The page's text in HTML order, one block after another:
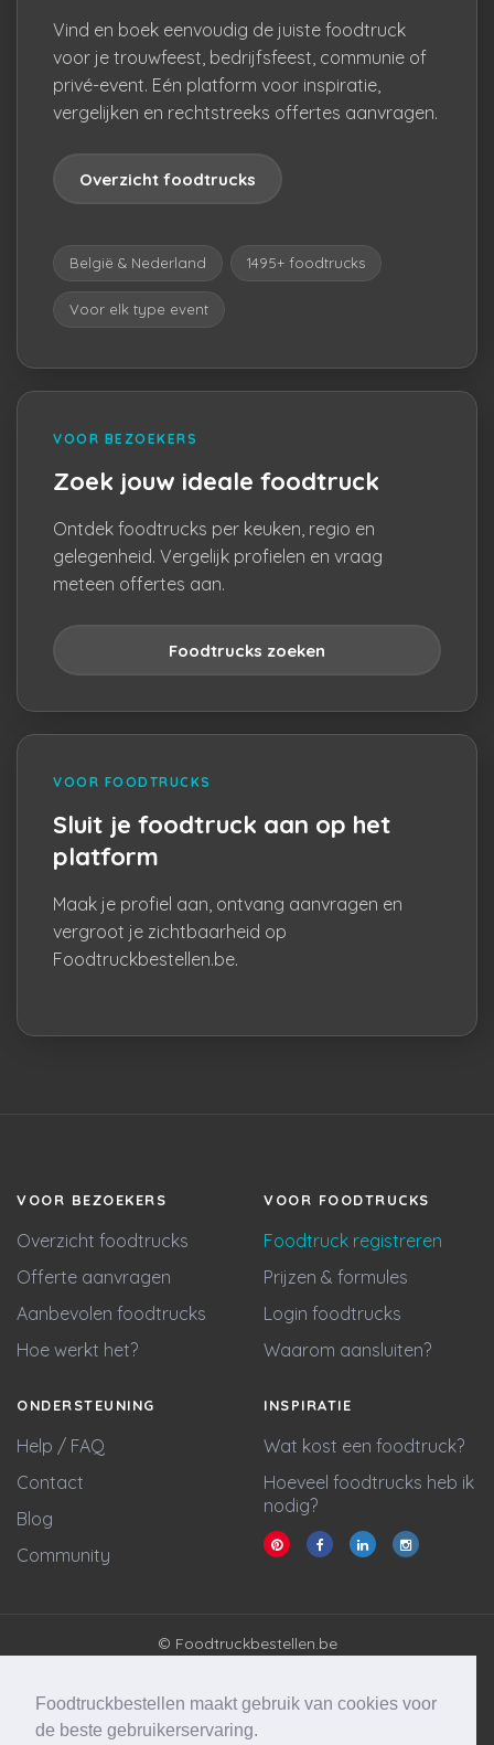
Foodtruckbestellen maakt gebruik van cookies voor
de beste gebruikerservaring.
Vind en boek eenvoudig de juiste foodtruck
voor je trouwfeest, bedrijfsfeest, communie of
privé-event. Eén platform voor inspiratie,
vergelijken en rechtstreeks offertes aanvragen.
Overzicht foodtrucks
België & Nederland 1495+ foodtrucks
Voor elk type event
VOOR BEZOEKERS
Zoek jouw ideale foodtruck
Ontdek foodtrucks per keuken, regio en
gelegenheid. Vergelijk profielen en vraag
meteen offertes aan.
Foodtrucks zoeken
VOOR FOODTRUCKS
Sluit je foodtruck aan op het
platform
Maak je profiel aan, ontvang aanvragen en
vergroot je zichtbaarheid op
Foodtruckbestellen.be.
VOOR BEZOEKERS
Overzicht foodtrucks
Offerte aanvragen
Aanbevolen foodtrucks
Hoe werkt het?
VOOR FOODTRUCKS
Foodtruck registreren
Prijzen & formules
Login foodtrucks
Waarom aansluiten?
ONDERSTEUNING
Help / FAQ
Contact
Blog
Community
INSPIRATIE
Wat kost een foodtruck?
Hoeveel foodtrucks heb ik
nodig?
© Foodtruckbestellen.be
Cookie statement